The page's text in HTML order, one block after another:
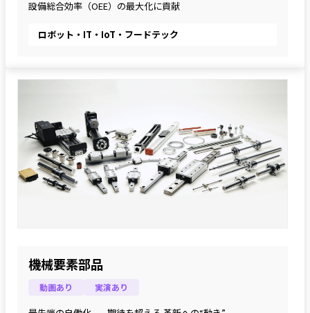
設備総合効率（OEE）の最大化に貢献
ロボット・IT・IoT・フードテック
機械要素部品
動画あり 実演あり